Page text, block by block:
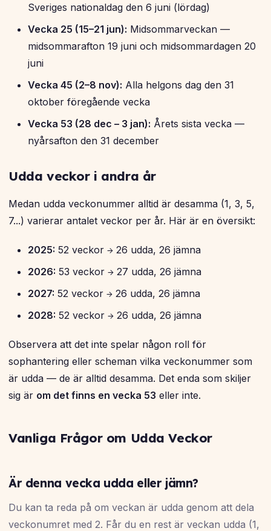
Sveriges nationaldag den 6 juni (lördag)
Vecka 25 (15–21 jun): Midsommarveckan —
midsommarafton 19 juni och midsommardagen 20
juni
Vecka 45 (2–8 nov): Alla helgons dag den 31
oktober föregående vecka
Vecka 53 (28 dec – 3 jan): Årets sista vecka —
nyårsafton den 31 december
Udda veckor i andra år
Medan udda veckonummer alltid är desamma (1, 3, 5,
7...) varierar antalet veckor per år. Här är en översikt:
2025: 52 veckor → 26 udda, 26 jämna
2026: 53 veckor → 27 udda, 26 jämna
2027: 52 veckor → 26 udda, 26 jämna
2028: 52 veckor → 26 udda, 26 jämna
Observera att det inte spelar någon roll för
sophantering eller scheman vilka veckonummer som
är udda — de är alltid desamma. Det enda som skiljer
sig är om det finns en vecka 53 eller inte.
Vanliga Frågor om Udda Veckor
Är denna vecka udda eller jämn?
Du kan ta reda på om veckan är udda genom att dela
veckonumret med 2. Får du en rest är veckan udda (1,